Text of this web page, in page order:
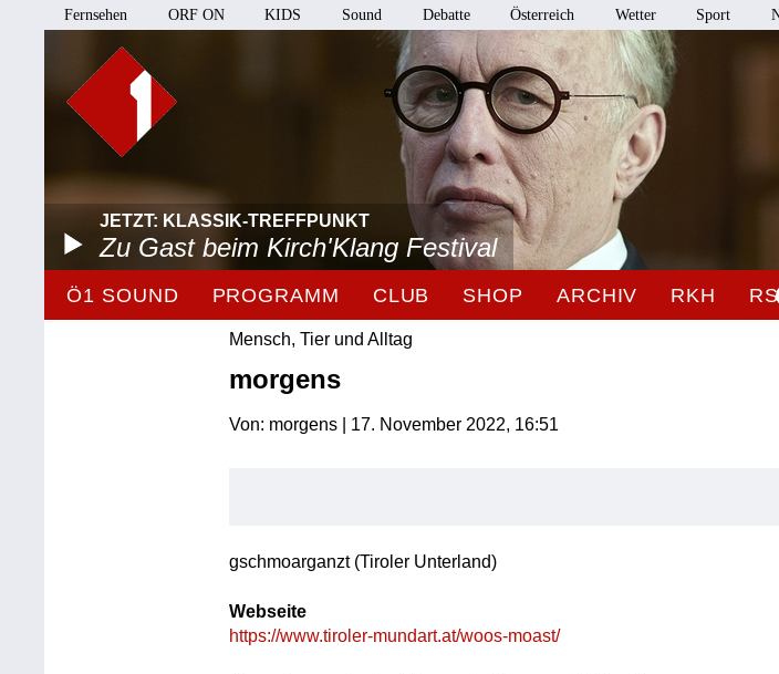
Fernsehen ORF ON KIDS Sound Debatte Österreich Wetter Sport
JETZT: KLASSIK-TREFFPUNKT
Zu Gast beim Kirch'Klang Festival
Ö1 SOUND PROGRAMM CLUB SHOP ARCHIV RKH
Mensch, Tier und Alltag
morgens
Von: morgens | 17. November 2022, 16:51
gschmoarganzt (Tiroler Unterland)
Webseite
https://www.tiroler-mundart.at/woos-moast/